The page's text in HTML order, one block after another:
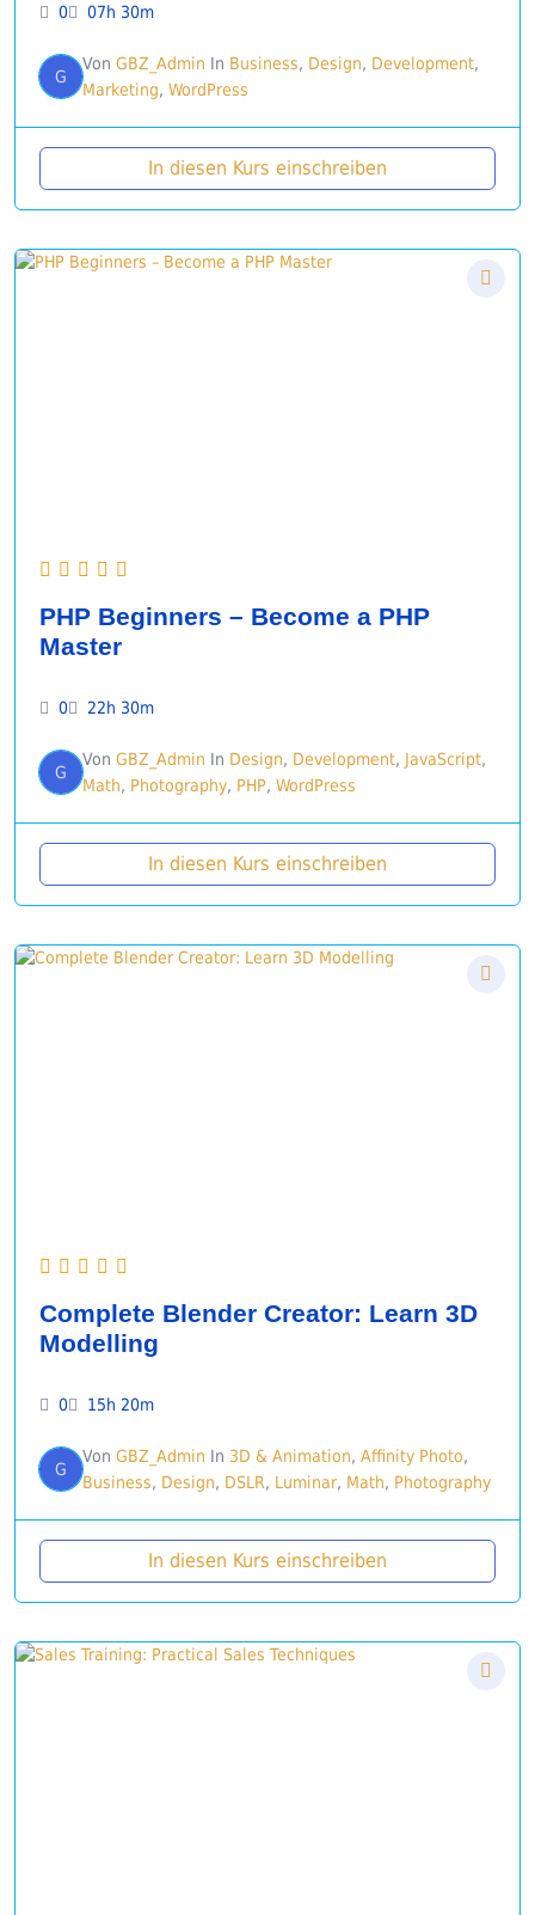
0 07h 30m
G
Von GBZ_Admin In Business, Design, Development,
Marketing, WordPress
In diesen Kurs einschreiben
PHP Beginners – Become a PHP
Master
0 22h 30m
G
Von GBZ_Admin In Design, Development, JavaScript,
Math, Photography, PHP, WordPress
In diesen Kurs einschreiben
Complete Blender Creator: Learn 3D
Modelling
0 15h 20m
G
Von GBZ_Admin In 3D & Animation, Affinity Photo,
Business, Design, DSLR, Luminar, Math, Photography
In diesen Kurs einschreiben